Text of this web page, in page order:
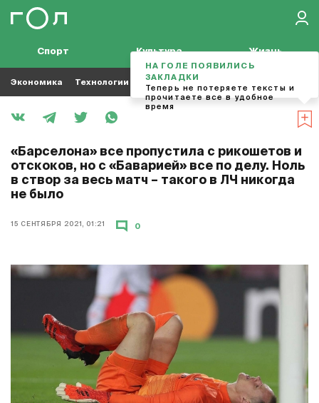
Спорт Культура Жизнь
Экономика Технологии Кино Футбол
«Барселона» все пропустила с рикошетов и
отскоков, но с «Баварией» все по делу. Ноль
в створ за весь матч – такого в ЛЧ никогда
не было
15 СЕНТЯБРЯ 2021, 01:21 0
НА ГОЛЕ ПОЯВИЛИСЬ
ЗАКЛАДКИ
Теперь не потеряете тексты и
прочитаете все в удобное
время